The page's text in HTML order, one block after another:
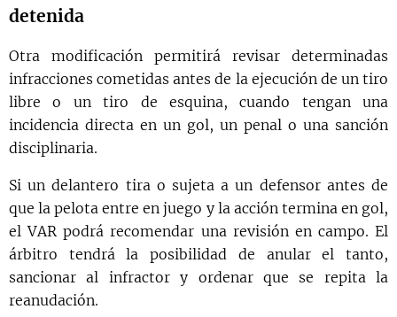
detenida
Otra modificación permitirá revisar determinadas
infracciones cometidas antes de la ejecución de un tiro
libre o un tiro de esquina, cuando tengan una
incidencia directa en un gol, un penal o una sanción
disciplinaria.
Si un delantero tira o sujeta a un defensor antes de
que la pelota entre en juego y la acción termina en gol,
el VAR podrá recomendar una revisión en campo. El
árbitro tendrá la posibilidad de anular el tanto,
sancionar al infractor y ordenar que se repita la
reanudación.